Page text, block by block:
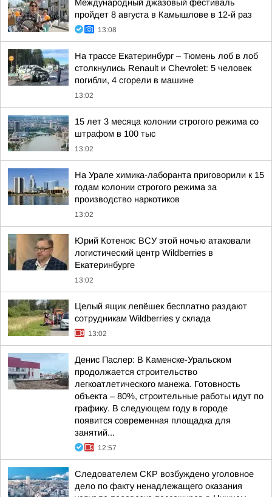
Международный джазовый фестиваль
пройдет 8 августа в Камышлове в 12-й раз
13:08
На трассе Екатеринбург – Тюмень лоб в лоб
столкнулись Renault и Chevrolet: 5 человек
погибли, 4 сгорели в машине
13:02
15 лет 3 месяца колонии строгого режима со
штрафом в 100 тыс
13:02
На Урале химика-лаборанта приговорили к 15
годам колонии строгого режима за
производство наркотиков
13:02
Юрий Котенок: ВСУ этой ночью атаковали
логистический центр Wildberries в
Екатеринбурге
13:02
Целый ящик лепёшек бесплатно раздают
сотрудникам Wildberries у склада
13:02
Денис Паслер: В Каменске-Уральском
продолжается строительство
легкоатлетического манежа. Готовность
объекта – 80%, строительные работы идут по
графику. В следующем году в городе
появится современная площадка для
занятий...
12:57
Следователем СКР возбуждено уголовное
дело по факту ненадлежащего оказания